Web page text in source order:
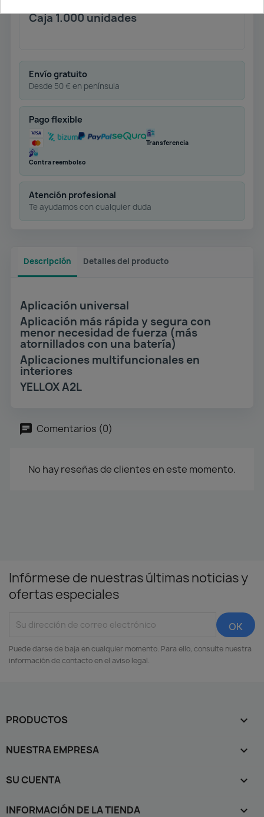
Caja 1.000 unidades
Envío gratuito
Desde 50 € en península
Pago flexible
Transferencia
Contra reembolso
Atención profesional
Te ayudamos con cualquier duda
Descripción Detalles del producto
Aplicación universal
Aplicación más rápida y segura con
menor necesidad de fuerza (más
atornillados con una batería)
Aplicaciones multifuncionales en
interiores
YELLOX A2L
Comentarios (0)
No hay reseñas de clientes en este momento.
Infórmese de nuestras últimas noticias y
ofertas especiales
Puede darse de baja en cualquier momento. Para ello, consulte nuestra
información de contacto en el aviso legal.
PRODUCTOS 
NUESTRA EMPRESA 
SU CUENTA 
INFORMACIÓN DE LA TIENDA keyboard_arrow_down